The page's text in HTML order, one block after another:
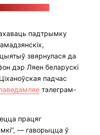
падтрымку
звярнулася да
дэр Ляен беларускі
падчас
тэлеграм-
працяг
— гаворыцца ў